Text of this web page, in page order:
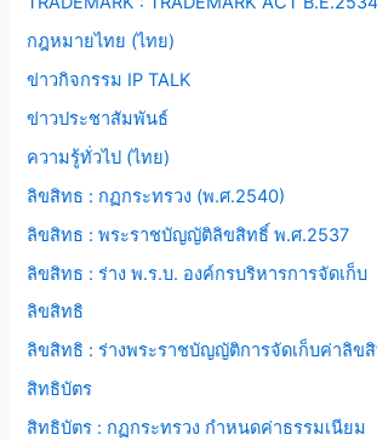
กฎหมายไทย (ไทย)
ข่าวกิจกรรม IP TALK
ข่าวประชาสัมพันธ์
ความรู้ทั่วไป (ไทย)
ลิขสิทธ : กฏกระทรวง (พ.ศ.2540)
ลิขสิทธ : พระราชบัญญัติลิขสิทธิ์ พ.ศ.2537
ลิขสิทธ : ร่าง พ.ร.บ. องค์กรบริหารการจัดเก็บ
ลิขสิทธิ
ลิขสิทธิ : ร่างพระราชบัญญัติการจัดเก็บค่าลิข
สิทธิบัตร
สิทธิบัตร : กฏกระทรวง กำหนดค่าธรรมเนียม